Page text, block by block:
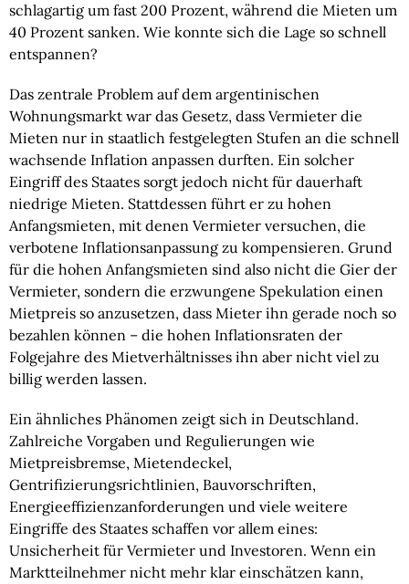
schlagartig um fast 200 Prozent, während die Mieten um
40 Prozent sanken. Wie konnte sich die Lage so schnell
entspannen?
Das zentrale Problem auf dem argentinischen
Wohnungsmarkt war das Gesetz, dass Vermieter die
Mieten nur in staatlich festgelegten Stufen an die schnell
wachsende Inflation anpassen durften. Ein solcher
Eingriff des Staates sorgt jedoch nicht für dauerhaft
niedrige Mieten. Stattdessen führt er zu hohen
Anfangsmieten, mit denen Vermieter versuchen, die
verbotene Inflationsanpassung zu kompensieren. Grund
für die hohen Anfangsmieten sind also nicht die Gier der
Vermieter, sondern die erzwungene Spekulation einen
Mietpreis so anzusetzen, dass Mieter ihn gerade noch so
bezahlen können – die hohen Inflationsraten der
Folgejahre des Mietverhältnisses ihn aber nicht viel zu
billig werden lassen.
Ein ähnliches Phänomen zeigt sich in Deutschland.
Zahlreiche Vorgaben und Regulierungen wie
Mietpreisbremse, Mietendeckel,
Gentrifizierungsrichtlinien, Bauvorschriften,
Energieeffizienzanforderungen und viele weitere
Eingriffe des Staates schaffen vor allem eines:
Unsicherheit für Vermieter und Investoren. Wenn ein
Marktteilnehmer nicht mehr klar einschätzen kann,